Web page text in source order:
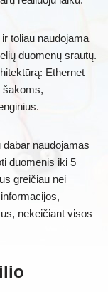
toliau naudojama
duomenų srautų.
Ethernet
šakoms,
naudojamas
duomenis iki 5
greičiau nei
nekeičiant visos